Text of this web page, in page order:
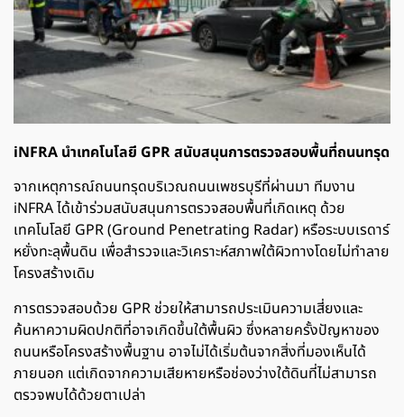
iNFRA นำเทคโนโลยี GPR สนับสนุนการตรวจสอบพื้นที่ถนนทรุด
จากเหตุการณ์ถนนทรุดบริเวณถนนเพชรบุรีที่ผ่านมา ทีมงาน
iNFRAได้เข้าร่วมสนับสนุนการตรวจสอบพื้นที่เกิดเหตุ ด้วย
เทคโนโลยี GPR (Ground Penetrating Radar) หรือระบบเรดาร์
หยั่งทะลุพื้นดิน เพื่อสำรวจและวิเคราะห์สภาพใต้ผิวทางโดยไม่ทำลาย
โครงสร้างเดิม
การตรวจสอบด้วย GPR ช่วยให้สามารถประเมินความเสี่ยงและ
ค้นหาความผิดปกติที่อาจเกิดขึ้นใต้พื้นผิว ซึ่งหลายครั้งปัญหาของ
ถนนหรือโครงสร้างพื้นฐาน อาจไม่ได้เริ่มต้นจากสิ่งที่มองเห็นได้
ภายนอก แต่เกิดจากความเสียหายหรือช่องว่างใต้ดินที่ไม่สามารถ
ตรวจพบได้ด้วยตาเปล่า